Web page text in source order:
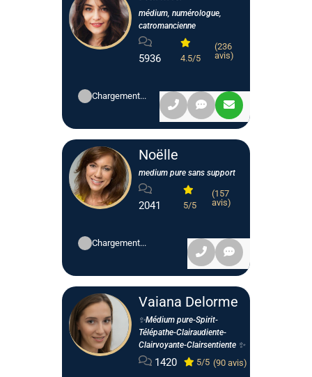
médium, numérologue,
catromancienne
5936 4.5/5
(236
avis)
Chargement...
Noëlle
medium pure sans support
2041 5/5
(157
avis)
Chargement...
Vaiana Delorme
✨Médium pure-Spirit-
Télépathe-Clairaudiente-
Clairvoyante-Clairsentiente ✨
1420 5/5 (90 avis)